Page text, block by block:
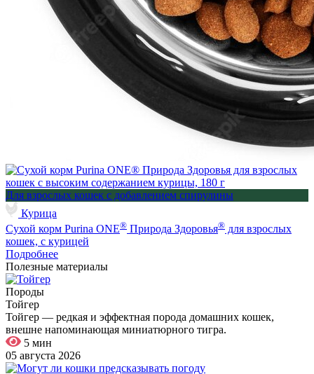
Для взрослых кошек с добавлением спирулины
Курица
Сухой корм Purina ONE® Природа Здоровья® для взрослых
кошек, с курицей
Подробнее
Полезные материалы
Породы
Тойгер
Тойгер — редкая и эффектная порода домашних кошек,
внешне напоминающая миниатюрного тигра.
5 мин
05 августа 2026